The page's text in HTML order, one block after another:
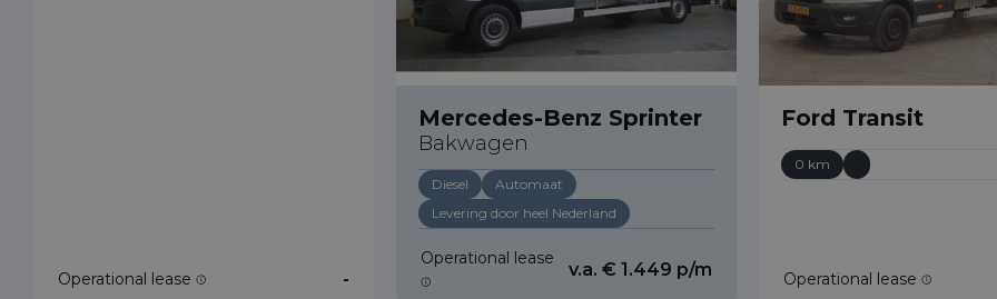
Operational lease -
Mercedes-Benz Sprinter
Bakwagen
Diesel
Automaat
Levering door heel Nederland
Operational lease
v.a. € 1.449 p/m
Ford Transit
0 km
Operational lease